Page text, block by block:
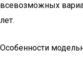
всевозможных
лет.
Особенности